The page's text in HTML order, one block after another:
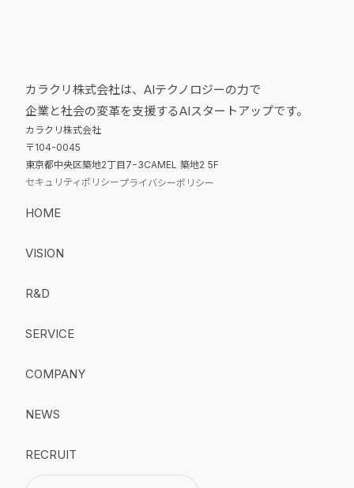
カラクリ株式会社は、AIテクノロジーの力で
企業と社会の変革を支援するAIスタートアップです。
カラクリ株式会社
〒104-0045
東京都中央区築地2丁目7−3CAMEL 築地2 5F
セキュリティポリシープライバシーポリシー
HOME
VISION
R&D
SERVICE
COMPANY
NEWS
RECRUIT